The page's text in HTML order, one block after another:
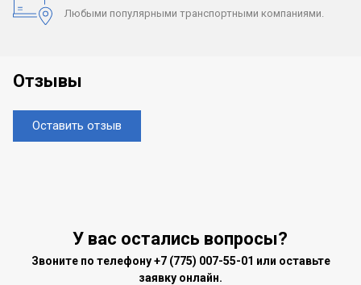
Любыми популярными транспортными компаниями.
Отзывы
Оставить отзыв
У вас остались вопросы?
Звоните по телефону+7 (775) 007-55-01 или оставьте
заявку онлайн.